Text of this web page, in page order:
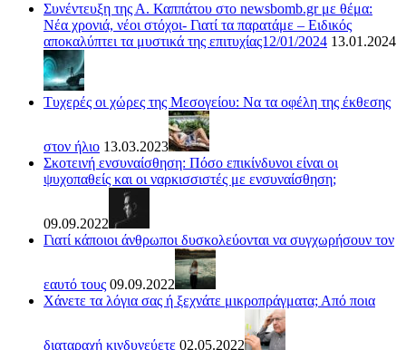
Συνέντευξη της Α. Καππάτου στο newsbomb.gr με θέμα:
Νέα χρονιά, νέοι στόχοι- Γιατί τα παρατάμε – Ειδικός
αποκαλύπτει τα μυστικά της επιτυχίας12/01/2024 13.01.2024
Τυχερές οι χώρες της Μεσογείου: Να τα οφέλη της έκθεσης
στον ήλιο 13.03.2023
Σκοτεινή ενσυναίσθηση: Πόσο επικίνδυνοι είναι οι
ψυχοπαθείς και οι ναρκισσιστές με ενσυναίσθηση;
09.09.2022
Γιατί κάποιοι άνθρωποι δυσκολεύονται να συγχωρήσουν τον
εαυτό τους 09.09.2022
Χάνετε τα λόγια σας ή ξεχνάτε μικροπράγματα; Από ποια
διαταραχή κινδυνεύετε 02.05.2022